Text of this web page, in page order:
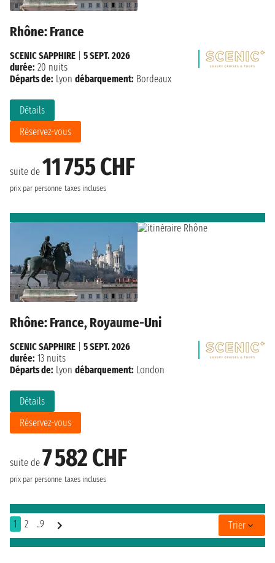
Rhône: France
suite de 11 755 CHF
prix par personne taxes incluses
Détails
Réservez-vous
SCENIC SAPPHIRE
5 SEPT. 2026
durée: 20 nuits
Départs de: Lyon débarquement: Bordeaux
Rhône: France, Royaume-Uni
suite de 7 582 CHF
prix par personne taxes incluses
Détails
Réservez-vous
SCENIC SAPPHIRE
5 SEPT. 2026
durée: 13 nuits
Départs de: Lyon débarquement: London
1 2 ..9 Trier